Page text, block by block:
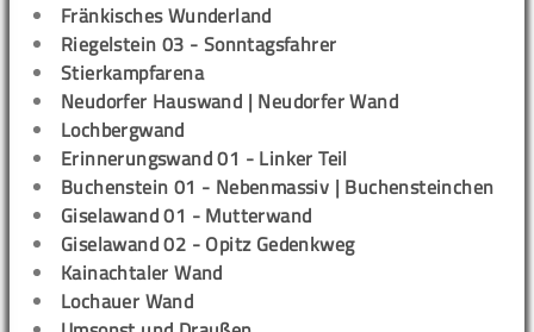
Fränkisches Wunderland
Riegelstein 03 - Sonntagsfahrer
Stierkampfarena
Neudorfer Hauswand | Neudorfer Wand
Lochbergwand
Erinnerungswand 01 - Linker Teil
Buchenstein 01 - Nebenmassiv | Buchensteinchen
Giselawand 01 - Mutterwand
Giselawand 02 - Opitz Gedenkweg
Kainachtaler Wand
Lochauer Wand